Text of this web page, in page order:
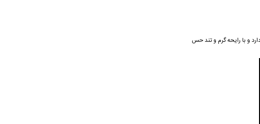
و با رایحه گرم و تند حس